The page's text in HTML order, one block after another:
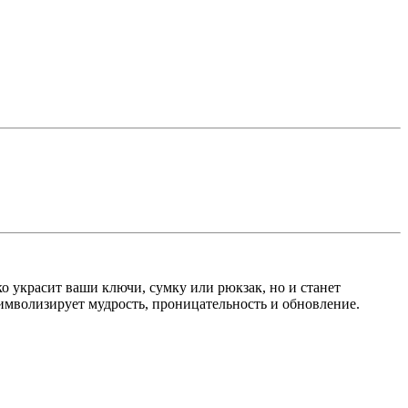
украсит ваши ключи, сумку или рюкзак, но и станет
мудрость, проницательность и обновление.